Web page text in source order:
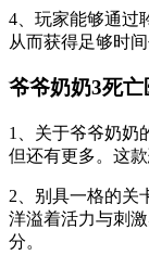
4、玩家能够通过
从而获得足够时间
爷爷奶奶3死亡
1、关于爷爷奶奶
但还有更多。这
2、别具一格的关
洋溢着活力与刺
分。